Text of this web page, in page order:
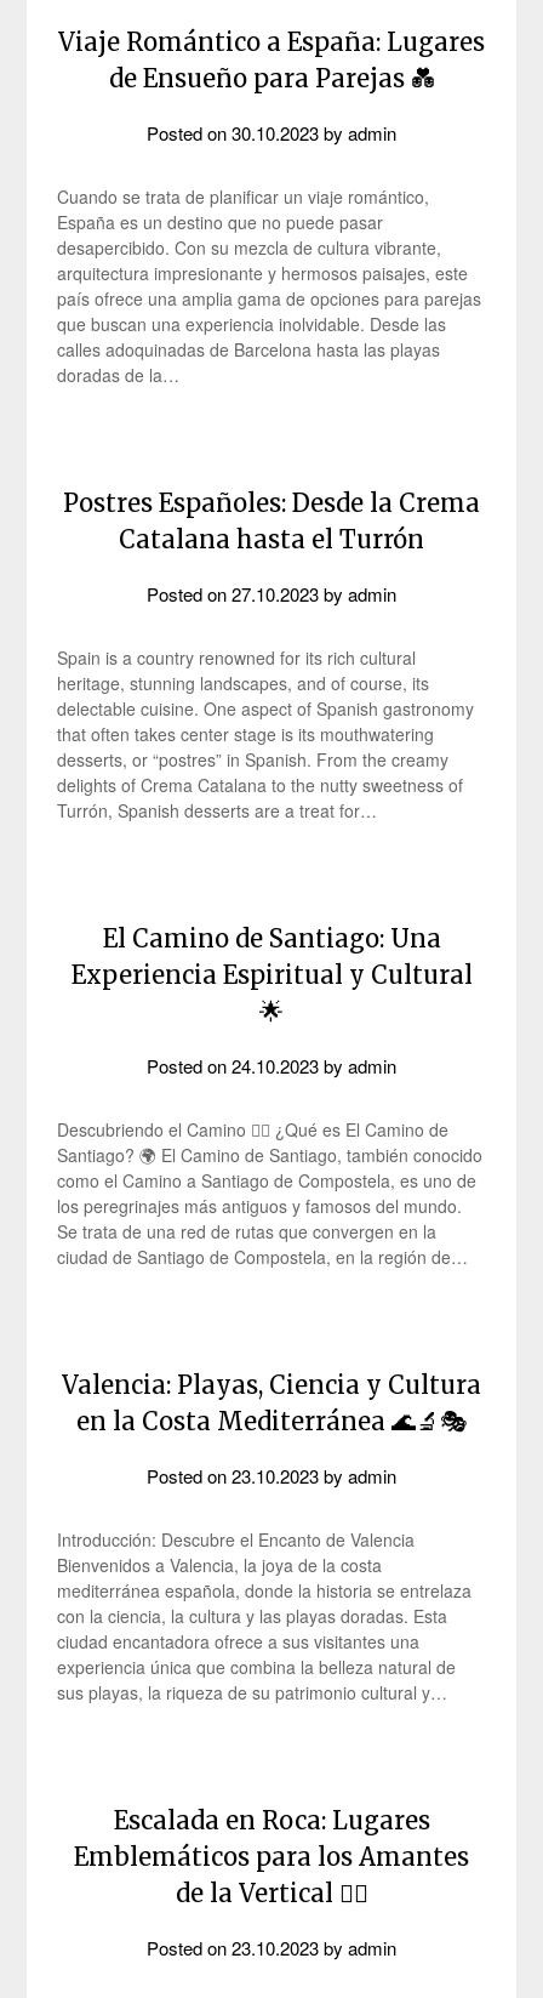
Viaje Romántico a España: Lugares
de Ensueño para Parejas 💑
Posted on30.10.2023by admin
Cuando se trata de planificar un viaje romántico,
España es un destino que no puede pasar
desapercibido. Con su mezcla de cultura vibrante,
arquitectura impresionante y hermosos paisajes, este
país ofrece una amplia gama de opciones para parejas
que buscan una experiencia inolvidable. Desde las
calles adoquinadas de Barcelona hasta las playas
doradas de la…
Postres Españoles: Desde la Crema
Catalana hasta el Turrón
Posted on27.10.2023by admin
Spain is a country renowned for its rich cultural
heritage, stunning landscapes, and of course, its
delectable cuisine. One aspect of Spanish gastronomy
that often takes center stage is its mouthwatering
desserts, or “postres” in Spanish. From the creamy
delights of Crema Catalana to the nutty sweetness of
Turrón, Spanish desserts are a treat for…
El Camino de Santiago: Una
Experiencia Espiritual y Cultural
🌟
Posted on24.10.2023by admin
Descubriendo el Camino 🚶‍♂️ ¿Qué es El Camino de
Santiago? 🌍 El Camino de Santiago, también conocido
como el Camino a Santiago de Compostela, es uno de
los peregrinajes más antiguos y famosos del mundo.
Se trata de una red de rutas que convergen en la
ciudad de Santiago de Compostela, en la región de…
Valencia: Playas, Ciencia y Cultura
en la Costa Mediterránea 🌊🔬🎭
Posted on23.10.2023by admin
Introducción: Descubre el Encanto de Valencia
Bienvenidos a Valencia, la joya de la costa
mediterránea española, donde la historia se entrelaza
con la ciencia, la cultura y las playas doradas. Esta
ciudad encantadora ofrece a sus visitantes una
experiencia única que combina la belleza natural de
sus playas, la riqueza de su patrimonio cultural y…
Escalada en Roca: Lugares
Emblemáticos para los Amantes
de la Vertical 🧗‍♂️
Posted on23.10.2023by admin